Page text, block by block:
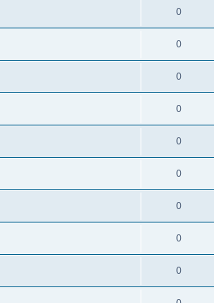
0
0
0
0
0
0
0
0
0